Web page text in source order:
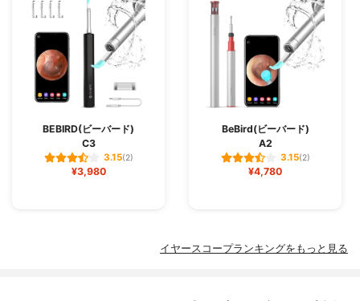
BEBIRD(ビーバード)
C3
3.15(2)
¥3,980
BeBird(ビーバード)
A2
3.15(2)
¥4,780
イヤースコープランキングをもっと見る